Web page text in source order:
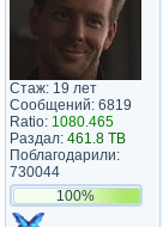
Стаж: 19 лет
Сообщений: 6819
Ratio: 1080.465
Раздал: 461.8 TB
Поблагодарили:
730044
100%